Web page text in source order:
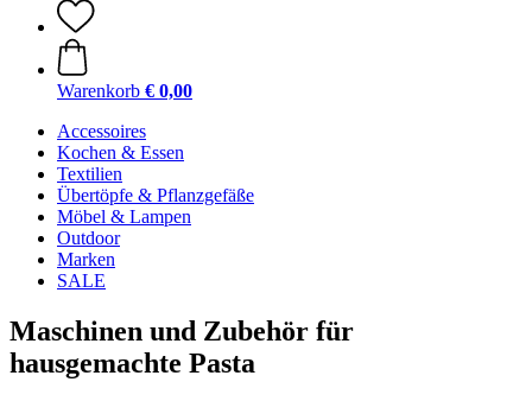
Warenkorb € 0,00
Accessoires
Kochen & Essen
Textilien
Übertöpfe & Pflanzgefäße
Möbel & Lampen
Outdoor
Marken
SALE
Maschinen und Zubehör für
hausgemachte Pasta